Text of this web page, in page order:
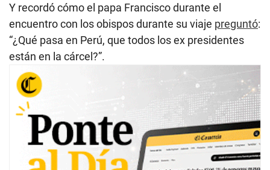
Y recordó cómo el papa Francisco durante el
encuentro con los obispos durante su viaje preguntó:
“¿Qué pasa en Perú, que todos los ex presidentes
están en la cárcel?”.